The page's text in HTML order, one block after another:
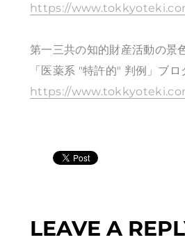
https://
第一三共の知的財産活動の景
「医薬系 "特許的" 判例」ブ
https://
LEAVE A